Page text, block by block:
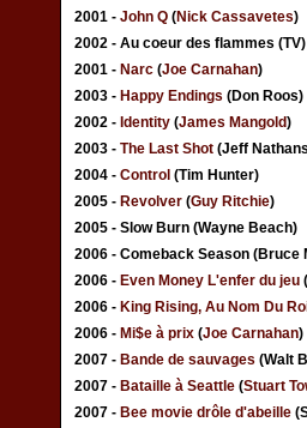
2001 - John Q (Nick Cassavetes)
2002 - Au coeur des flammes
2001 - Narc (Joe Carnahan)
2003 - Happy Endings (Don Roos)
2002 - Identity (James Mangold)
2003 - The Last Shot (Jeff
2004 - Control (Tim Hunter)
2005 - Revolver (Guy Ritchie)
2005 - Slow Burn (Wayne Beach)
2006 - Comeback Season (Bruce
2006 - Even Money L'enfer du jeu (
2006 - King Rising, Au Nom Du
2006 - Mi$e à prix (Joe Carnahan)
2007 - Bande de sauvages (Walt
2007 - Bataille à Seattle (Stuart
2007 - Bee movie drôle d'abeille